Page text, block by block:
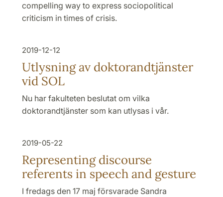
compelling way to express sociopolitical
criticism in times of crisis.
2019-12-12
Utlysning av doktorandtjänster
vid SOL
Nu har fakulteten beslutat om vilka
doktorandtjänster som kan utlysas i vår.
2019-05-22
Representing discourse
referents in speech and gesture
I fredags den 17 maj försvarade Sandra